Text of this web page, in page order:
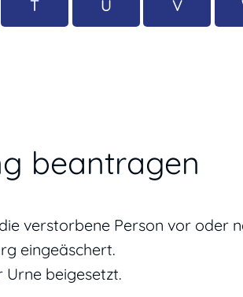
T U V
beantragen
verstorbene Person vor oder
eingeäschert.
Urne beigesetzt.